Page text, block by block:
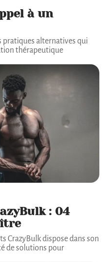
à un
pratiques alternatives qui
thérapeutique
: 04
CrazyBulk dispose dans son
de solutions pour